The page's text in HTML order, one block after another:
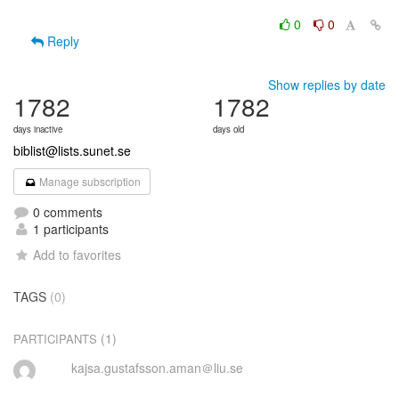
0
0
Reply
Show replies by date
1782
days inactive
1782
days old
biblist@lists.sunet.se
Manage subscription
0 comments
1 participants
Add to favorites
TAGS (0)
PARTICIPANTS (1)
kajsa.gustafsson.aman＠liu.se